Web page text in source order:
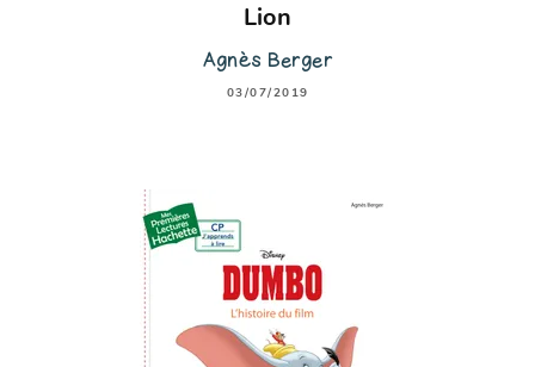
Lion
Agnès Berger
03/07/2019